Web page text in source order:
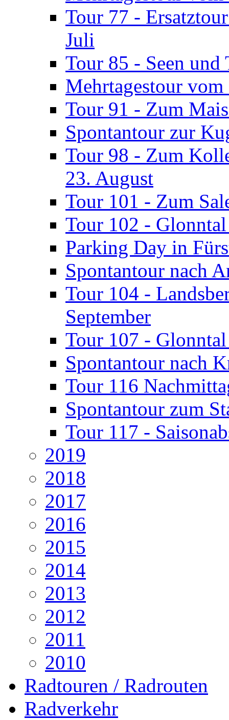
Tour 77 -
Juli
Tour 85 - Seen
Mehrtagestour
Tour 91 - Zum
Spontantour zur
Tour 98 - Zum
23. August
Tour 101 - Zum
Tour 102 -
Parking Day in
Spontantour nach
Tour 104 -
September
Tour 107 -
Spontantour nach
Tour 116
Spontantour zum
Tour 117 -
2019
2018
2017
2016
2015
2014
2013
2012
2011
2010
Radtouren / Radrouten
Radverkehr